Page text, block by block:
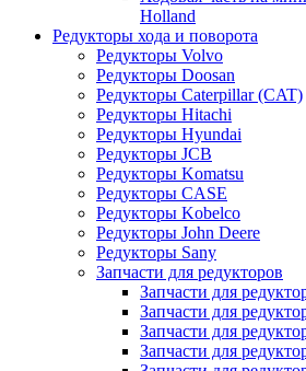
Holland
Редукторы хода и поворота
Редукторы Volvo
Редукторы Doosan
Редукторы Caterpillar (CAT)
Редукторы Hitachi
Редукторы Hyundai
Редукторы JCB
Редукторы Komatsu
Редукторы CASE
Редукторы Kobelco
Редукторы John Deere
Редукторы Sany
Запчасти для редукторов
Запчасти для
Запчасти для
Запчасти для
Запчасти для